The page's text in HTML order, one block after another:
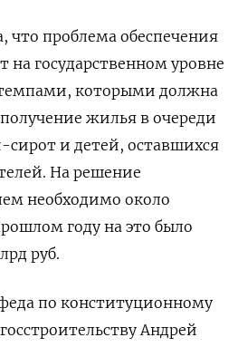
что проблема обеспечения
государственном уровне
которыми должна
жилья в очереди
сирот и детей, оставшихся
На решение
необходимо около
году на это было
руб.
по конституционному
Андрей